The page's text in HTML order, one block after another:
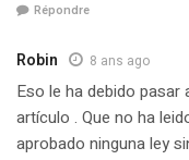
Répondre
Robin 8 ans ago
Eso le ha debido pasar
artículo . Que no ha
aprobado ninguna ley